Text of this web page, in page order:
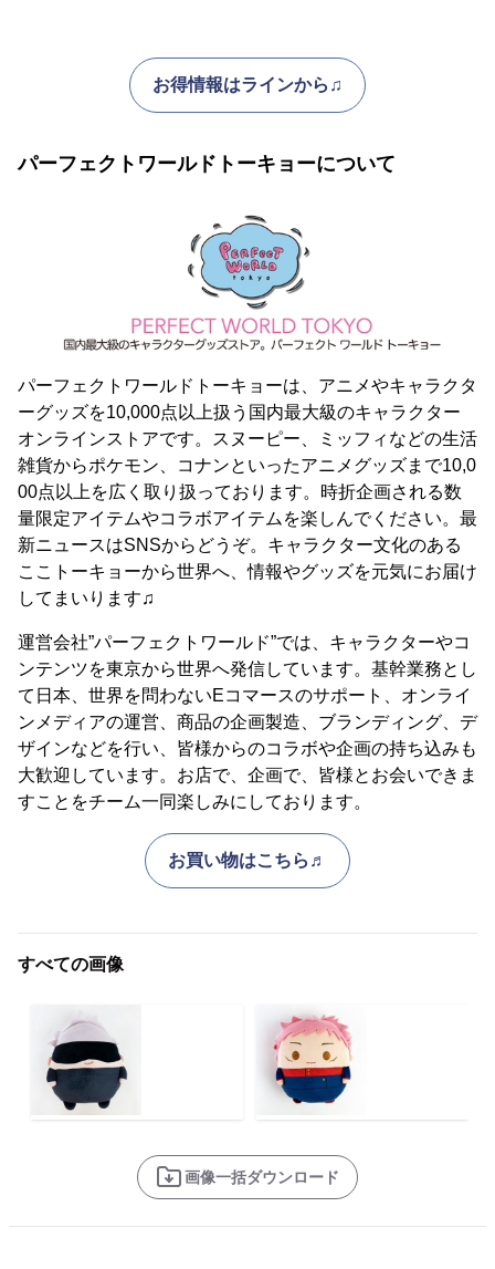
お得情報はラインから♫
パーフェクトワールドトーキョーについて
パーフェクトワールドトーキョーは、アニメやキャラクタ
ーグッズを10,000点以上扱う国内最大級のキャラクター
オンラインストアです。スヌーピー、ミッフィなどの生活
雑貨からポケモン、コナンといったアニメグッズまで10,0
00点以上を広く取り扱っております。時折企画される数
量限定アイテムやコラボアイテムを楽しんでください。最
新ニュースはSNSからどうぞ。キャラクター文化のある
ここトーキョーから世界へ、情報やグッズを元気にお届け
してまいります♫
運営会社”パーフェクトワールド”では、キャラクターやコ
ンテンツを東京から世界へ発信しています。基幹業務とし
て日本、世界を問わないEコマースのサポート、オンライ
ンメディアの運営、商品の企画製造、ブランディング、デ
ザインなどを行い、皆様からのコラボや企画の持ち込みも
大歓迎しています。お店で、企画で、皆様とお会いできま
すことをチーム一同楽しみにしております。
お買い物はこちら♬
すべての画像
画像一括ダウンロード